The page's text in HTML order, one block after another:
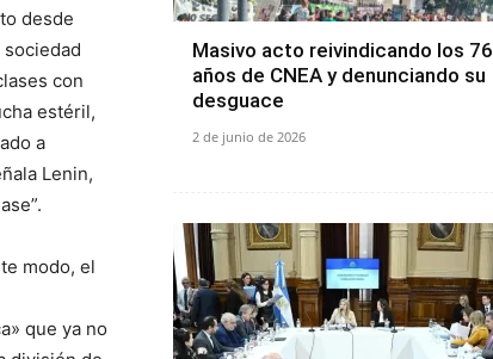
desde
con
estéril,
a
Lenin,
modo, el
que ya no
Masivo acto reivindicando los 76
años de CNEA y denunciando su
desguace
2 de junio de 2026